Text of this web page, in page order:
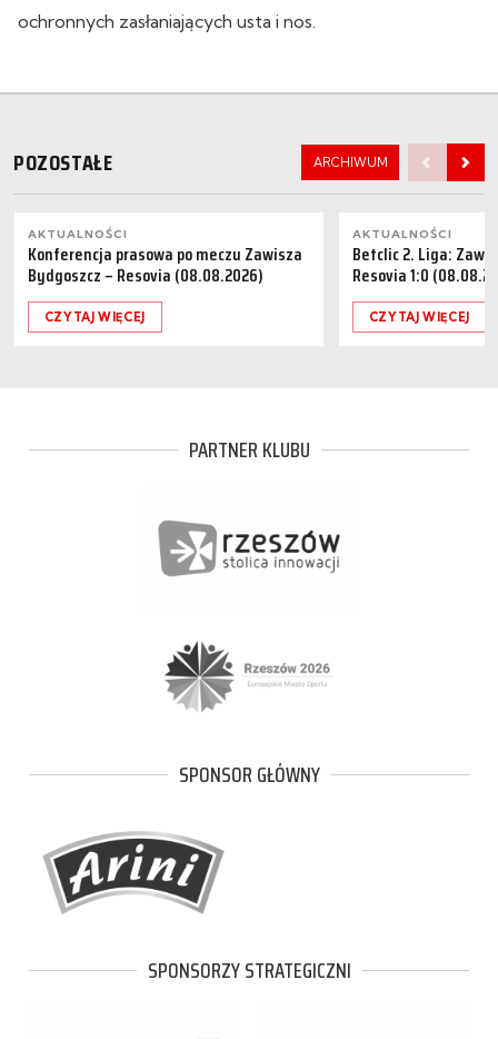
ochronnych zasłaniających usta i nos.
POZOSTAŁE ARCHIWUM
AKTUALNOŚCI
Konferencja prasowa po meczu Zawisza
Bydgoszcz – Resovia (08.08.2026)
CZYTAJ WIĘCEJ
AKTUALNOŚCI
Betclic 2. Liga:
Resovia 1:0
CZYTAJ WIĘCEJ
PARTNER KLUBU
SPONSOR GŁÓWNY
SPONSORZY STRATEGICZNI